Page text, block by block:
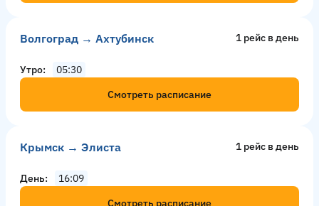
Волгоград → Ахтубинск 1 рейс в день
Утро
05:30
Смотреть расписание
Крымск → Элиста 1 рейс в день
День
16:09
Смотреть расписание